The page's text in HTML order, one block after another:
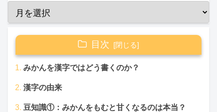
目次
みかんを漢字ではどう書くのか？
漢字の由来
豆知識①：みかんをもむと甘くなるのは本当？